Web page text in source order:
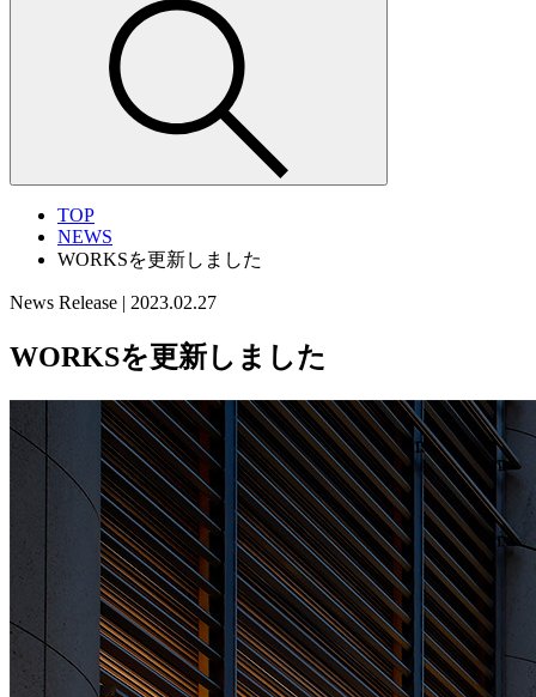
TOP
NEWS
WORKSを更新しました
News Release | 2023.02.27
WORKSを更新しました